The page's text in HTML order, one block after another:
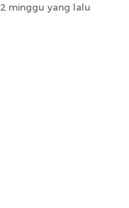
2 minggu yang lalu